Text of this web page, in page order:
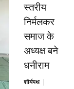
स्तरीय
निर्मलकर
समाज के
अध्यक्ष बने
धनीराम
शौर्यपथ